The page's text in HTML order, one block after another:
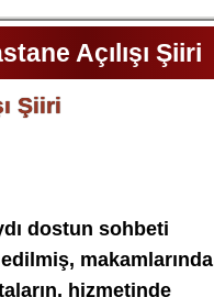
Açılışı Şiiri
Şiiri
dostun sohbeti
makamlarında
hizmetinde